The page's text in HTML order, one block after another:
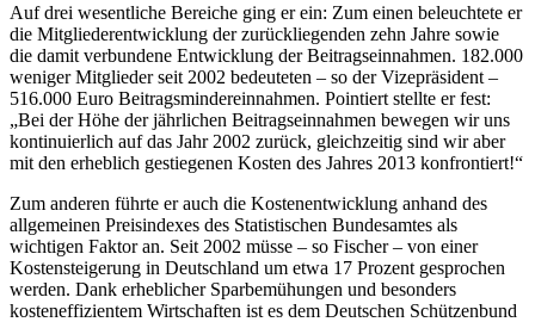
Auf drei wesentliche Bereiche ging er ein: Zum einen beleuchtete er
die Mitgliederentwicklung der zurückliegenden zehn Jahre sowie
die damit verbundene Entwicklung der Beitragseinnahmen. 182.000
weniger Mitglieder seit 2002 bedeuteten – so der Vizepräsident –
516.000 Euro Beitragsmindereinnahmen. Pointiert stellte er fest:
„Bei der Höhe der jährlichen Beitragseinnahmen bewegen wir uns
kontinuierlich auf das Jahr 2002 zurück, gleichzeitig sind wir aber
mit den erheblich gestiegenen Kosten des Jahres 2013 konfrontiert!“
Zum anderen führte er auch die Kostenentwicklung anhand des
allgemeinen Preisindexes des Statistischen Bundesamtes als
wichtigen Faktor an. Seit 2002 müsse – so Fischer – von einer
Kostensteigerung in Deutschland um etwa 17 Prozent gesprochen
werden. Dank erheblicher Sparbemühungen und besonders
kosteneffizientem Wirtschaften ist es dem Deutschen Schützenbund